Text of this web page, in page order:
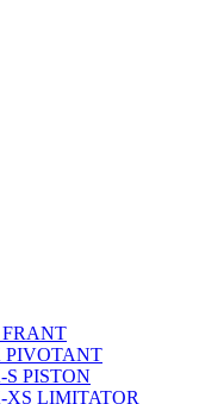
PIVOTANT
PISTON
LIMITATOR